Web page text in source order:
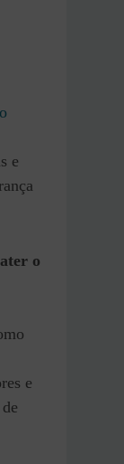
e
o
e